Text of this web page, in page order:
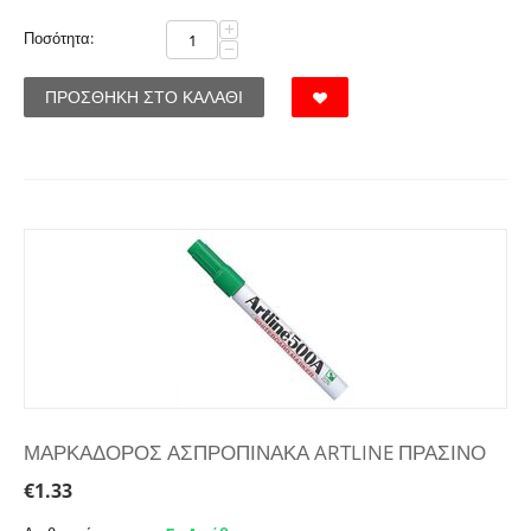
Ποσότητα: +
−
ΠΡΟΣΘΉΚΗ ΣΤΟ ΚΑΛΆΘΙ
ΜΑΡΚΑΔΟΡΟΣ ΑΣΠΡΟΠΙΝΑΚΑ ARTLINE ΠΡΑΣΙΝΟ
€1.33